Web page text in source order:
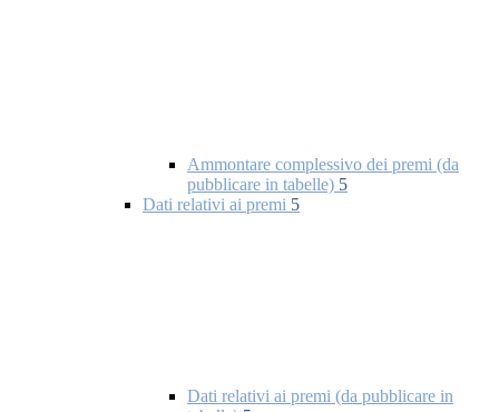
Ammontare complessivo dei premi (da
pubblicare in tabelle) 5
Dati relativi ai premi 5
Dati relativi ai premi (da pubblicare in